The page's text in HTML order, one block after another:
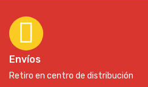
Envíos
Retiro en centro de distribución